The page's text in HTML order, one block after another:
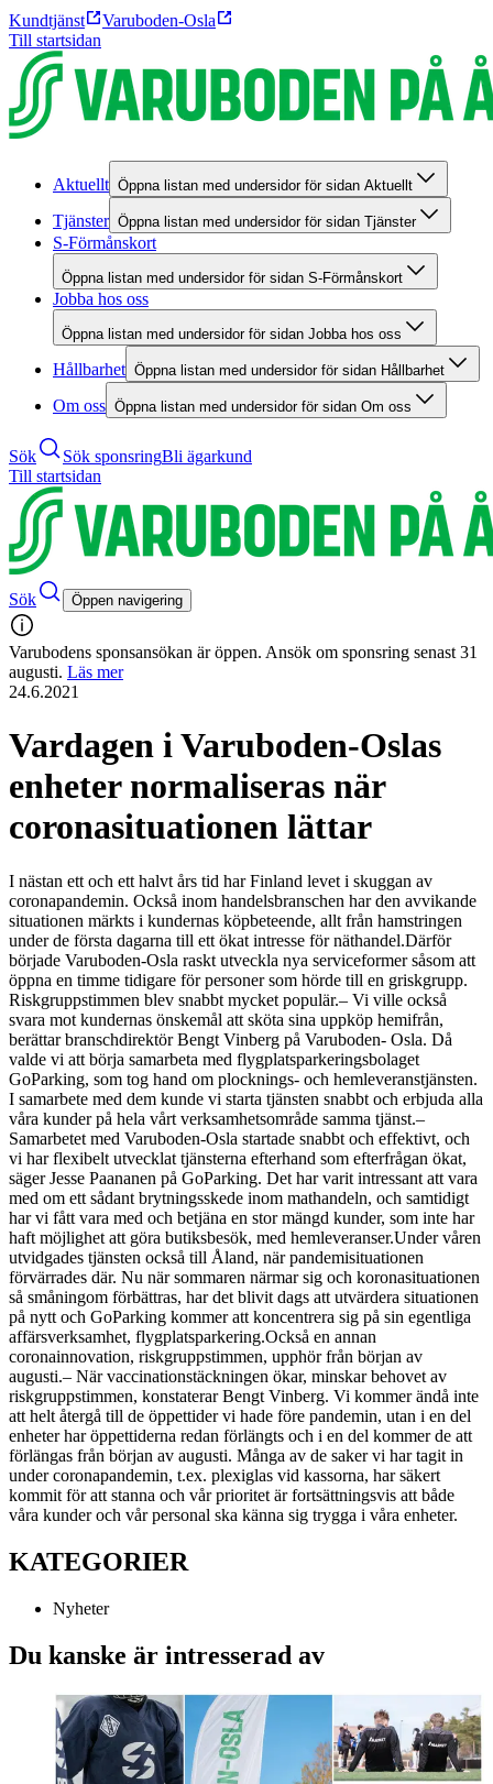
Kundtjänst
Varuboden-Osla
Till startsidan
Aktuellt Öppna listan med undersidor för sidan Aktuellt
Tjänster Öppna listan med undersidor för sidan Tjänster
S-Förmånskort
Öppna listan med undersidor för sidan S-Förmånskort
Jobba hos oss
Öppna listan med undersidor för sidan Jobba hos oss
Hållbarhet Öppna listan med undersidor för sidan Hållbarhet
Om oss Öppna listan med undersidor för sidan Om oss
Sök Sök sponsringBli ägarkund
Till startsidan
Sök Öppen navigering
Varubodens sponsansökan är öppen. Ansök om sponsring senast 31
augusti. Läs mer
24.6.2021
Vardagen i Varuboden-Oslas
enheter normaliseras när
coronasituationen lättar
I nästan ett och ett halvt års tid har Finland levet i skuggan av
coronapandemin. Också inom handelsbranschen har den avvikande
situationen märkts i kundernas köpbeteende, allt från hamstringen
under de första dagarna till ett ökat intresse för näthandel.Därför
började Varuboden-Osla raskt utveckla nya serviceformer såsom att
öppna en timme tidigare för personer som hörde till en griskgrupp.
Riskgruppstimmen blev snabbt mycket populär.– Vi ville också
svara mot kundernas önskemål att sköta sina uppköp hemifrån,
berättar branschdirektör Bengt Vinberg på Varuboden- Osla. Då
valde vi att börja samarbeta med flygplatsparkeringsbolaget
GoParking, som tog hand om plocknings- och hemleveranstjänsten.
I samarbete med dem kunde vi starta tjänsten snabbt och erbjuda alla
våra kunder på hela vårt verksamhetsområde samma tjänst.–
Samarbetet med Varuboden-Osla startade snabbt och effektivt, och
vi har flexibelt utvecklat tjänsterna efterhand som efterfrågan ökat,
säger Jesse Paananen på GoParking. Det har varit intressant att vara
med om ett sådant brytningsskede inom mathandeln, och samtidigt
har vi fått vara med och betjäna en stor mängd kunder, som inte har
haft möjlighet att göra butiksbesök, med hemleveranser.Under våren
utvidgades tjänsten också till Åland, när pandemisituationen
förvärrades där. Nu när sommaren närmar sig och koronasituationen
så småningom förbättras, har det blivit dags att utvärdera situationen
på nytt och GoParking kommer att koncentrera sig på sin egentliga
affärsverksamhet, flygplatsparkering.Också en annan
coronainnovation, riskgruppstimmen, upphör från början av
augusti.– När vaccinationstäckningen ökar, minskar behovet av
riskgruppstimmen, konstaterar Bengt Vinberg. Vi kommer ändå inte
att helt återgå till de öppettider vi hade före pandemin, utan i en del
enheter har öppettiderna redan förlängts och i en del kommer de att
förlängas från början av augusti. Många av de saker vi har tagit in
under coronapandemin, t.ex. plexiglas vid kassorna, har säkert
kommit för att stanna och vår prioritet är fortsättningsvis att både
våra kunder och vår personal ska känna sig trygga i våra enheter.
KATEGORIER
Nyheter
Du kanske är intresserad av